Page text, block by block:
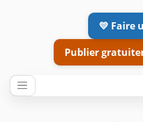
💛 Faire
Publier